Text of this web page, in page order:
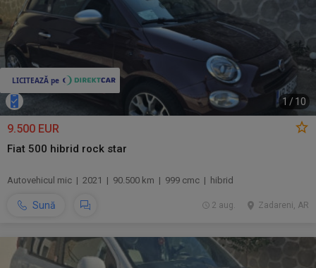
1 / 10
9.500 EUR
Fiat 500 hibrid rock star
Autovehicul mic | 2021 | 90.500 km | 999 cmc | hibrid
Sună Zadareni, AR
2 aug.